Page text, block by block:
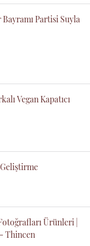
Partisi Suyla
Vegan Kapatıcı
Ürünleri |
Thincen